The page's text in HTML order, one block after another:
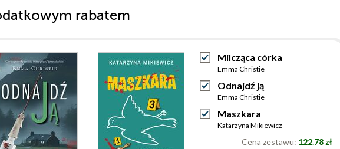
rabatem
Milcząca córka
Emma Christie
Odnajdź ją
Emma Christie
Maszkara
Katarzyna Mikiewicz
Cena zestawu: 122.78 zł